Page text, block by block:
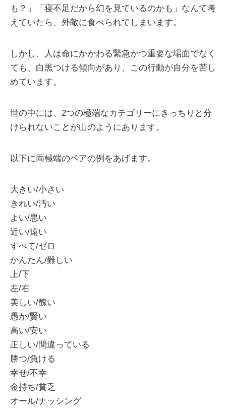
も？」「寝不足だから幻を見ているのかも」なんて考
えていたら、外敵に食べられてしまいます。
しかし、人は命にかかわる緊急かつ重要な場面でなく
ても、白黒つける傾向があり、この行動が自分を苦し
めています。
世の中には、2つの極端なカテゴリーにきっちりと分
けられないことが山のようにあります。
以下に両極端のペアの例をあげます。
大きい/小さい
きれい/汚い
よい/悪い
近い/遠い
すべて/ゼロ
かんたん/難しい
上/下
左/右
美しい/醜い
愚か/賢い
高い/安い
正しい/間違っている
勝つ/負ける
幸せ/不幸
金持ち/貧乏
オール/ナッシング